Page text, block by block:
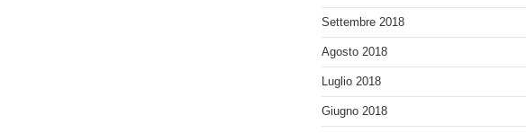
Settembre 2018
Agosto 2018
Luglio 2018
Giugno 2018